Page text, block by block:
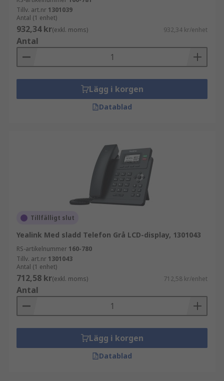
Tillv. art.nr 1301039
Antal (1 enhet)
932,34 kr(exkl. moms) 932,34 kr/enhet
Antal
Lägg i korgen
Datablad
Tillfälligt slut
Yealink Med sladd Telefon Grå LCD-display, 1301043
RS-artikelnummer 160-780
Tillv. art.nr 1301043
Antal (1 enhet)
712,58 kr(exkl. moms) 712,58 kr/enhet
Antal
Lägg i korgen
Datablad